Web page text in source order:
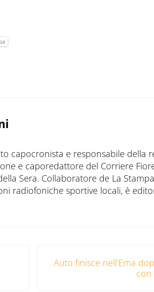
capocronista e responsabile della
e caporedattore del Corriere
Sera. Collaboratore de La
radiofoniche sportive locali, è
Auto finisce nell’Ema